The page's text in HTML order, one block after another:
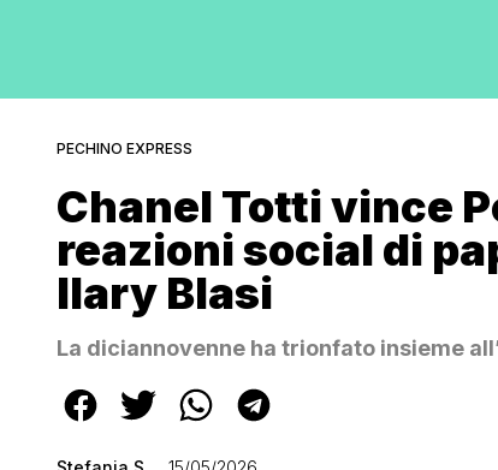
PECHINO EXPRESS
Chanel Totti vince
reazioni social di
Ilary Blasi
La diciannovenne ha trionfato insieme